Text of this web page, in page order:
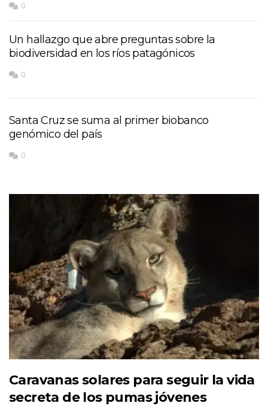
0
Un hallazgo que abre preguntas sobre la
biodiversidad en los ríos patagónicos
0
Santa Cruz se suma al primer biobanco
genómico del país
0
Caravanas solares para seguir la vida
secreta de los pumas jóvenes